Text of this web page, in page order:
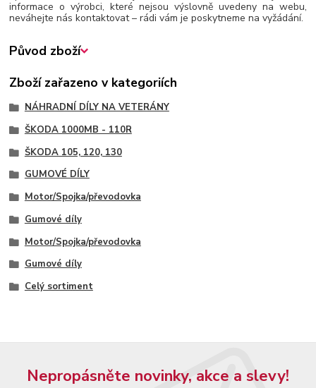
informace o výrobci, které nejsou výslovně uvedeny na webu,
neváhejte nás kontaktovat – rádi vám je poskytneme na vyžádání.
Původ zboží
Zboží zařazeno v kategoriích
NÁHRADNÍ DÍLY NA VETERÁNY
ŠKODA 1000MB - 110R
ŠKODA 105, 120, 130
GUMOVÉ DÍLY
Motor/Spojka/převodovka
Gumové díly
Motor/Spojka/převodovka
Gumové díly
Celý sortiment
Nepropásněte novinky, akce a slevy!